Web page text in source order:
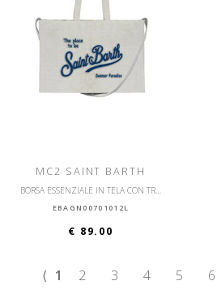
MC2 SAINT BARTH
BORSA ESSENZIALE IN TELA CON TRACOLLA
EBAGN00701012L
€ 89.00
⟨ 1 2 3 4 5 6